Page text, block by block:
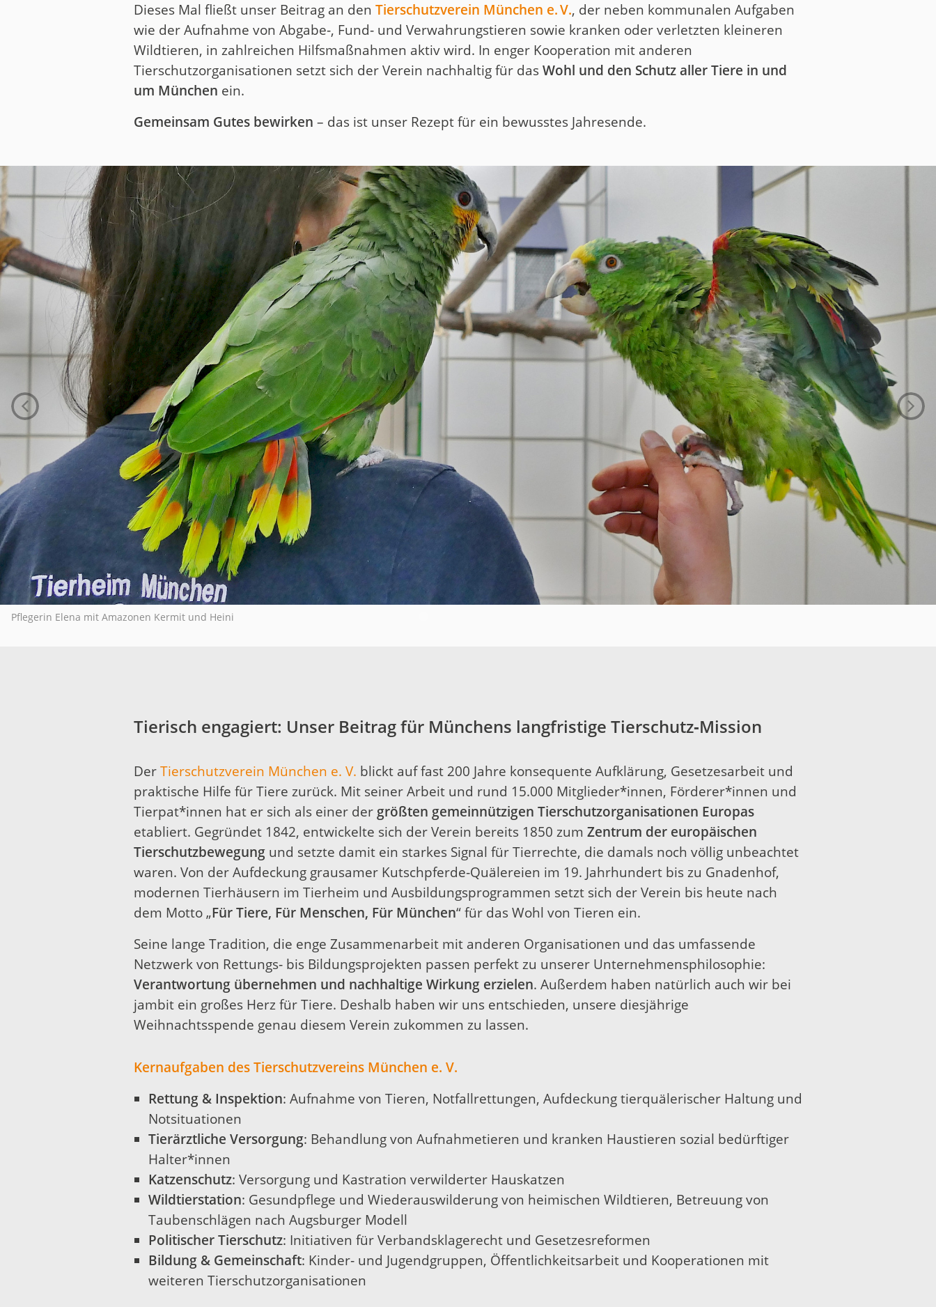
Dieses Mal fließt unser Beitrag an den Tierschutzverein München e. V., der neben kommunalen Aufgaben
wie der Aufnahme von Abgabe‑, Fund‑ und Verwahrungstieren sowie kranken oder verletzten kleineren
Wildtieren, in zahlreichen Hilfsmaßnahmen aktiv wird. In enger Kooperation mit anderen
Tierschutzorganisationen setzt sich der Verein nachhaltig für dasWohl und den Schutz aller Tiere in und
um München ein.
Gemeinsam Gutes bewirken – das ist unser Rezept für ein bewusstes Jahresende.
Pflegerin Elena mit Amazonen Kermit und Heini
Tierisch engagiert: Unser Beitrag für Münchens langfristige Tierschutz‑Mission
DerTierschutzverein München e. V. blickt auf fast 200 Jahre konsequente Aufklärung, Gesetzesarbeit und
praktische Hilfe für Tiere zurück. Mit seiner Arbeit und rund 15.000 Mitglieder*innen, Förderer*innen und
Tierpat*innen hat er sich als einer dergrößten gemeinnützigen Tierschutzorganisationen Europas
etabliert. Gegründet 1842, entwickelte sich der Verein bereits 1850 zum Zentrum der europäischen
Tierschutzbewegung und setzte damit ein starkes Signal für Tierrechte, die damals noch völlig unbeachtet
waren. Von der Aufdeckung grausamer Kutschpferde‑Quälereien im 19. Jahrhundert bis zu Gnadenhof,
modernen Tierhäusern im Tierheim und Ausbildungsprogrammen setzt sich der Verein bis heute nach
dem Motto „Für Tiere, Für Menschen, Für München“ für das Wohl von Tieren ein.
Seine lange Tradition, die enge Zusammenarbeit mit anderen Organisationen und das umfassende
Netzwerk von Rettungs‑ bis Bildungsprojekten passen perfekt zu unserer Unternehmensphilosophie:
Verantwortung übernehmen und nachhaltige Wirkung erzielen. Außerdem haben natürlich auch wir bei
jambit ein großes Herz für Tiere. Deshalb haben wir uns entschieden, unsere diesjährige
Weihnachtsspende genau diesem Verein zukommen zu lassen.
Kernaufgaben des Tierschutzvereins München e. V.
Rettung & Inspektion: Aufnahme von Tieren, Notfallrettungen, Aufdeckung tierquälerischer Haltung und
Notsituationen
Tierärztliche Versorgung: Behandlung von Aufnahmetieren und kranken Haustieren sozial bedürftiger
Halter*innen
Katzenschutz: Versorgung und Kastration verwilderter Hauskatzen
Wildtierstation: Gesundpflege und Wiederauswilderung von heimischen Wildtieren, Betreuung von
Taubenschlägen nach Augsburger Modell
Politischer Tierschutz: Initiativen für Verbandsklagerecht und Gesetzesreformen
Bildung & Gemeinschaft: Kinder‑ und Jugendgruppen, Öffentlichkeitsarbeit und Kooperationen mit
weiteren Tierschutzorganisationen